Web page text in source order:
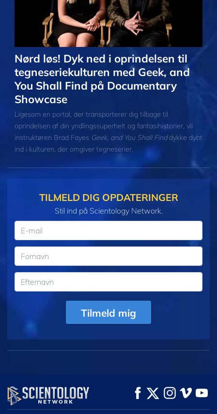
Nørd løs! Dyk ned i oprindelsen til
tegneseriekulturen med Geek, and
You Shall Find på Documentary
Showcase
Ligesom en portal, der transporterer dig tilbage til
oprindelsen af din yndlingssuperhelt og fantasihistorier, vil
instruktøren Brad Fayes Geek, and You Shall Finddykke dybt
ind i kulturen, der omgiver tegneserier.
TILMELD DIG OPDATERINGER
Stil ind på Scientology Network.
Tilmeld mig